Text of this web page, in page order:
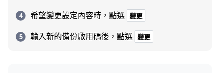
希望變更設定內容時，點選 變更
輸入新的備份啟用碼後，點選 變更